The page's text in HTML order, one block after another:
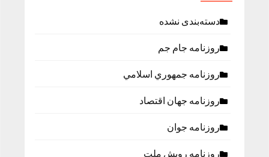
دسته‌بندی نشده
روزنامه جام جم
روزنامه جمهوري اسلامي
روزنامه جهان اقتصاد
روزنامه جوان
روزنامه رویش ملت